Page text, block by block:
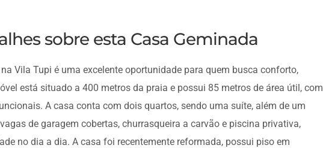
sobre esta Casa Geminada
Vila Tupi é uma excelente oportunidade para quem busca conforto,
está situado a 400 metros da praia e possui 85 metros de área útil, com
A casa conta com dois quartos, sendo uma suíte, além de um
de garagem cobertas, churrasqueira a carvão e piscina privativa,
no dia a dia. A casa foi recentemente reformada, possui piso em